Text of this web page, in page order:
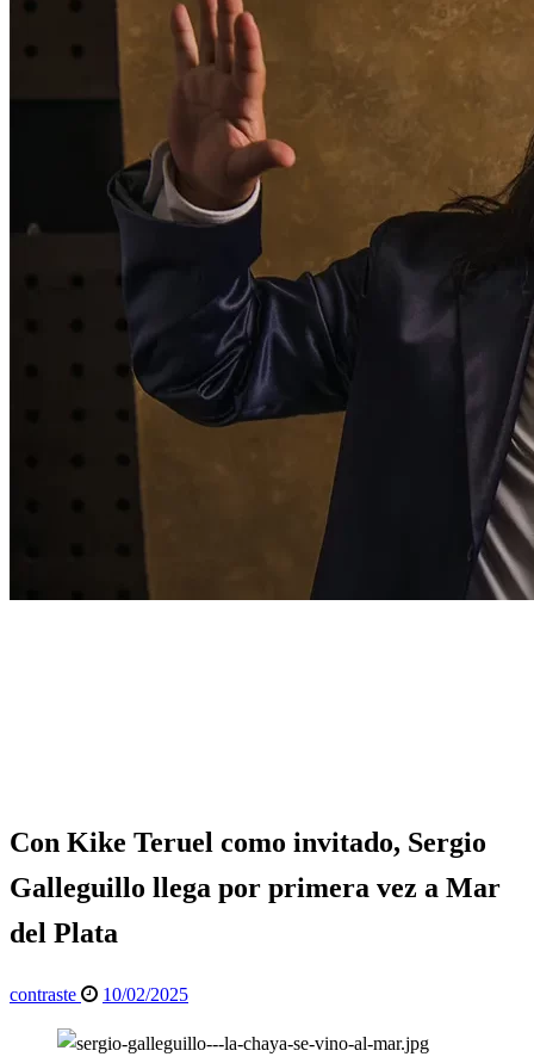
Con Kike Teruel como invitado, Sergio
Galleguillo llega por primera vez a Mar
del Plata
contraste
Publicado
10/02/2025